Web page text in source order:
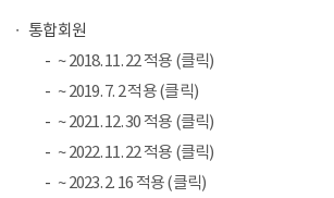
통합회원
~ 2018. 11. 22 적용 (클릭)
~ 2019. 7. 2 적용 (클릭)
~ 2021. 12. 30 적용 (클릭)
~ 2022. 11. 22 적용 (클릭)
~ 2023. 2. 16 적용 (클릭)